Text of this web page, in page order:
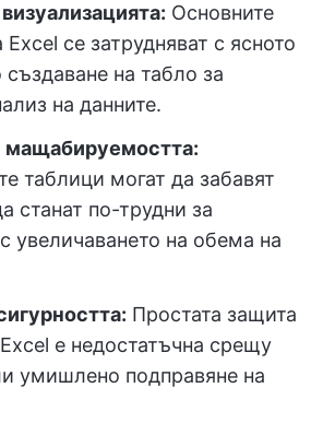
Основните
се затрудняват с ясното
на табло за
на данните.
таблици могат да забавят
станат по-трудни за
увеличаването на обема на
Простата защита
е недостатъчна срещу
умишлено подправяне на